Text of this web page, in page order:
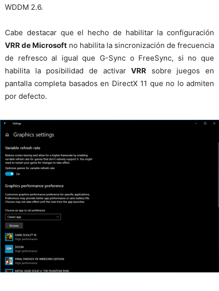
WDDM 2.6.
Cabe destacar que el hecho de habilitar la configuración
VRR de Microsoft no habilita la sincronización de frecuencia
de refresco al igual que G-Sync o FreeSync, si no que
habilita la posibilidad de activarVRR sobre juegos en
pantalla completa basados en DirectX 11 que no lo admiten
por defecto.